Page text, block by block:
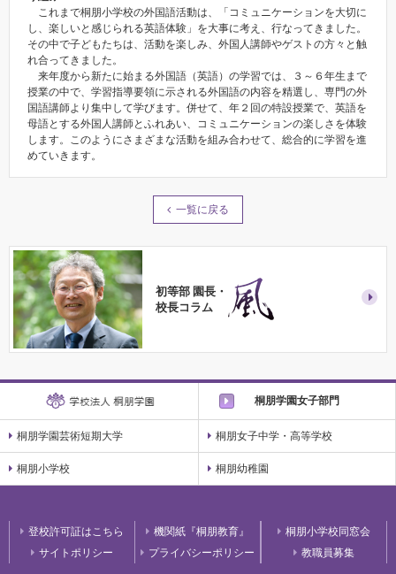
これまで桐朋小学校の外国語活動は、「コミュニケーションを大切に
し、楽しいと感じられる英語体験」を大事に考え、行なってきました。
その中で子どもたちは、活動を楽しみ、外国人講師やゲストの方々と触
れ合ってきました。
来年度から新たに始まる外国語（英語）の学習では、３～６年生まで
授業の中で、学習指導要領に示される外国語の内容を精選し、専門の外
国語講師より集中して学びます。併せて、年２回の特設授業で、英語を
母語とする外国人講師とふれあい、コミュニケーションの楽しさを体験
します。このようにさまざまな活動を組み合わせて、総合的に学習を進
めていきます。
一覧に戻る
初等部 園長・
校長コラム
桐朋学園女子部門
桐朋学園芸術短期大学 桐朋女子中学・高等学校
桐朋小学校 桐朋幼稚園
登校許可証はこちら 機関紙『桐朋教育』
桐朋小学校同窓会
サイトポリシー
プライバシーポリシー 教職員募集